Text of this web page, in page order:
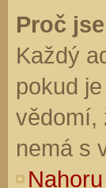
Proč
Každý
pokud
vědomí,
nemá s
Nahoru